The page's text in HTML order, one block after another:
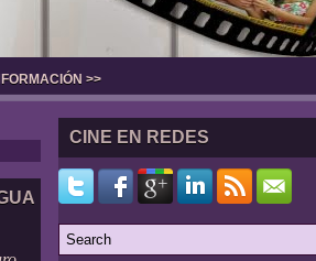
>>
CINE EN REDES